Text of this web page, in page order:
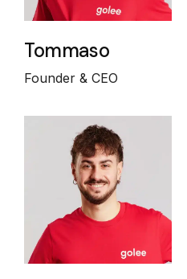
Tommaso
Founder & CEO